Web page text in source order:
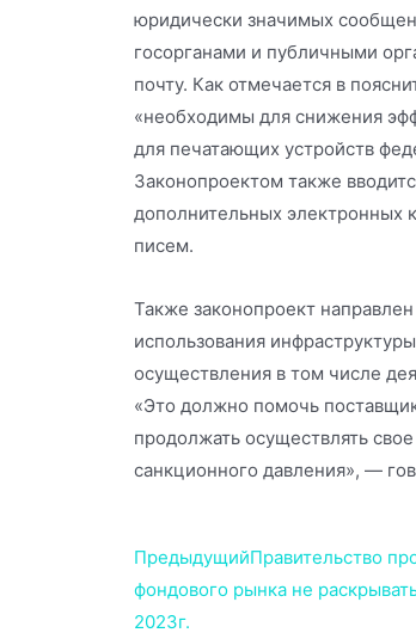
юридически значимых
госорганами и публичными
почту. Как отмечается в
«необходимы для снижения
для печатающих устройств
Законопроектом также
дополнительных электронных
писем.
Также законопроект
использования
осуществления в том числе
«Это должно помочь
продолжать осуществлять
санкционного давления», —
ПредыдущийПравительство
фондового рынка не
2023г.